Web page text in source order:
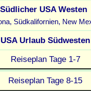
Südlicher USA Westen
Südkalifornien, New
USA Urlaub Südwesten
Reiseplan Tage 1-7
Reiseplan Tage 8-15